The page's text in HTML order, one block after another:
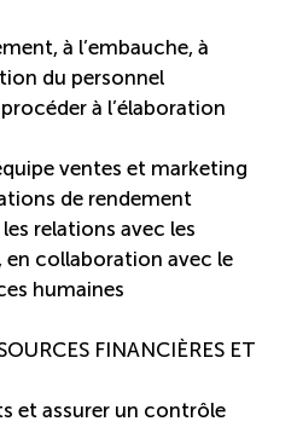
tourisme
à l’embauche, à
du personnel
à l’élaboration
ventes et marketing
de rendement
relations avec les
en collaboration avec le
humaines
FINANCIÈRES ET
et assurer un contrôle